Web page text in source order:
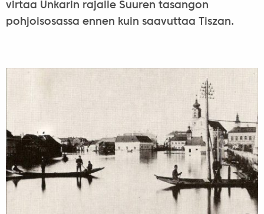
virtaa Unkarin rajalle Suuren tasangon
pohjoisosassa ennen kuin saavuttaa Tiszan.